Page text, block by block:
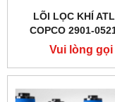
LÕI LỌC KHÍ
COPCO 2901-
Vui lòng gọi